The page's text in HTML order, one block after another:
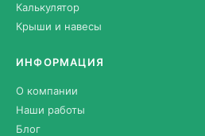
Калькулятор
Крыши и навесы
ИНФОРМАЦИЯ
О компании
Наши работы
Блог